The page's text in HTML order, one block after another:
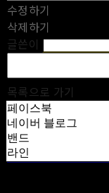
수정하기
삭제하기
글쓴이
목록으로 가기
페이스북
네이버 블로그
밴드
라인